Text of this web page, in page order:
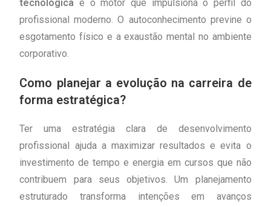
tecnológica é o motor que impulsiona o perfil do
profissional moderno. O autoconhecimento previne o
esgotamento físico e a exaustão mental no ambiente
corporativo.
Como planejar a evolução na carreira de
forma estratégica?
Ter uma estratégia clara de desenvolvimento
profissional ajuda a maximizar resultados e evita o
investimento de tempo e energia em cursos que não
contribuem para seus objetivos. Um planejamento
estruturado transforma intenções em avanços